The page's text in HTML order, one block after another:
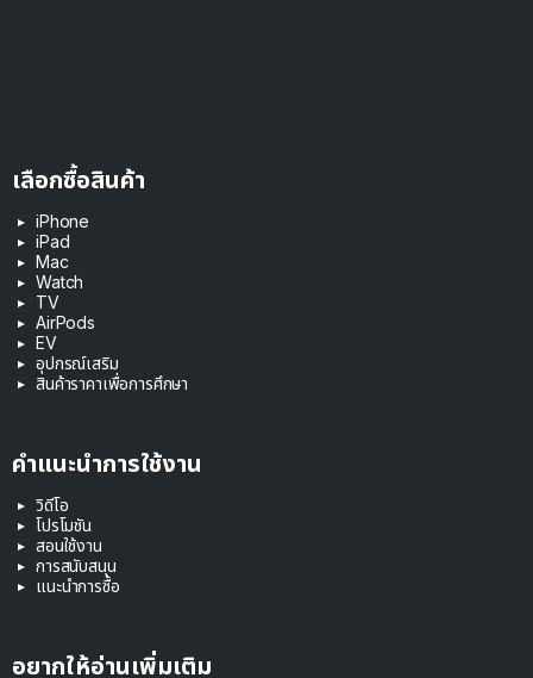
เลือกซื้อสินค้า
iPhone
iPad
Mac
Watch
TV
AirPods
EV
อุปกรณ์เสริม
สินค้าราคาเพื่อการศึกษา
คำแนะนำการใช้งาน
วิดีโอ
โปรโมชัน
สอนใช้งาน
การสนับสนุน
แนะนำการซื้อ
อยากให้อ่านเพิ่มเติม